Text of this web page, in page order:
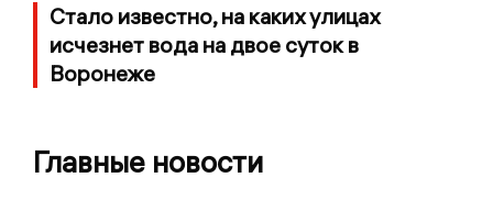
Стало известно, на каких улицах
исчезнет вода на двое суток в
Воронеже
Главные новости